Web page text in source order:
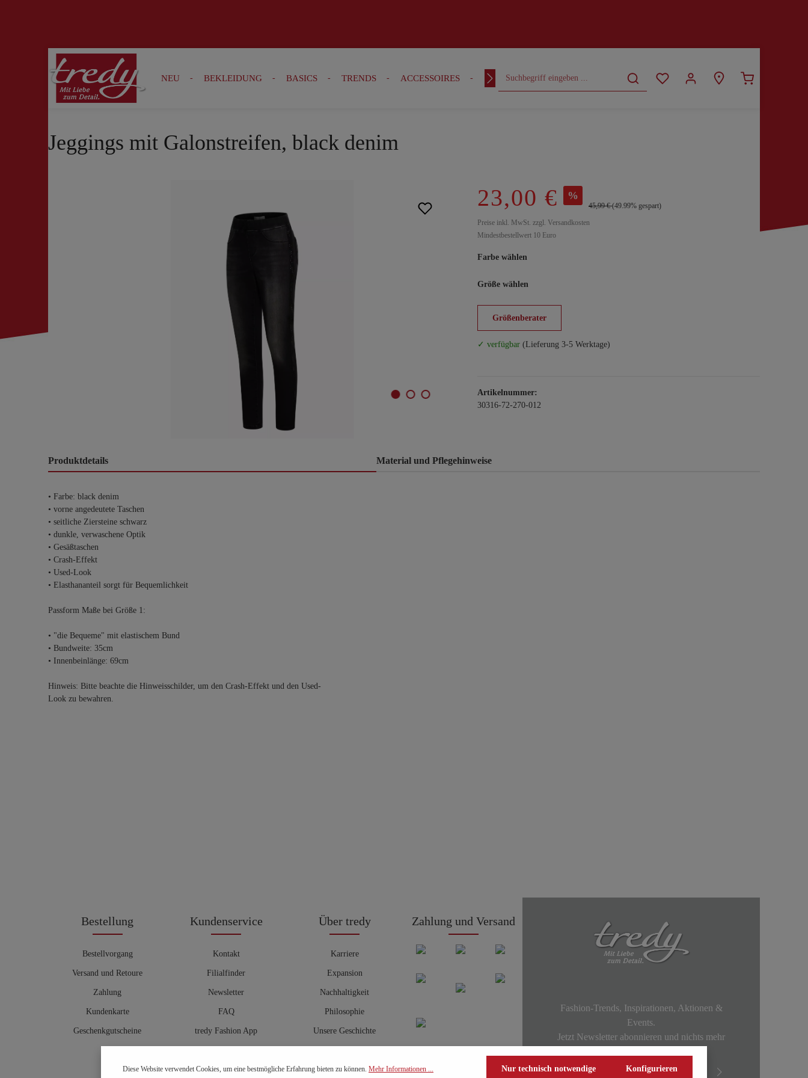
Zur Suche springen Zur Hauptnavigation springen
NEU BEKLEIDUNG BASICS TRENDS ACCESSOIRES OUTFITS CURVY
Jeggings mit Galonstreifen, black denim
23,00 € %
45,99 €(49.99% gespart)
Preise inkl. MwSt. zzgl. Versandkosten
Mindestbestellwert 10 Euro
Farbe wählen
Größe wählen
Größenberater
✓ verfügbar (Lieferung 3-5 Werktage)
Artikelnummer:
30316-72-270-012
Produktdetails Material und Pflegehinweise
• Farbe: black denim
• vorne angedeutete Taschen
• seitliche Ziersteine schwarz
• dunkle, verwaschene Optik
• Gesäßtaschen
• Crash-Effekt
• Used-Look
• Elasthananteil sorgt für Bequemlichkeit
Passform Maße bei Größe 1:
• "die Bequeme" mit elastischem Bund
• Bundweite: 35cm
• Innenbeinlänge: 69cm
Hinweis: Bitte beachte die Hinweisschilder, um den Crash-Effekt und den Used-
Look zu bewahren.
Bestellung
Bestellvorgang
Versand und Retoure
Zahlung
Kundenkarte
Geschenkgutscheine
Kundenservice
Kontakt
Filialfinder
Newsletter
FAQ
tredy Fashion App
Hosenberater
Über tredy
Karriere
Expansion
Nachhaltigkeit
Philosophie
Unsere Geschichte
Zahlung und Versand
Fashion-Trends, Inspirationen, Aktionen &
Events.
Jetzt Newsletter abonnieren und nichts mehr
Diese Website verwendet Cookies, um eine bestmögliche Erfahrung bieten zu können. Mehr Informationen ... Nur technisch notwendige Konfigurieren